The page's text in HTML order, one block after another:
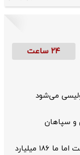
۲۴ ساعت
و سپاهان
پیشنهاد پرسپولیس ۱۲۰ میلیارد است اما ما ۱۸۶ میلیارد